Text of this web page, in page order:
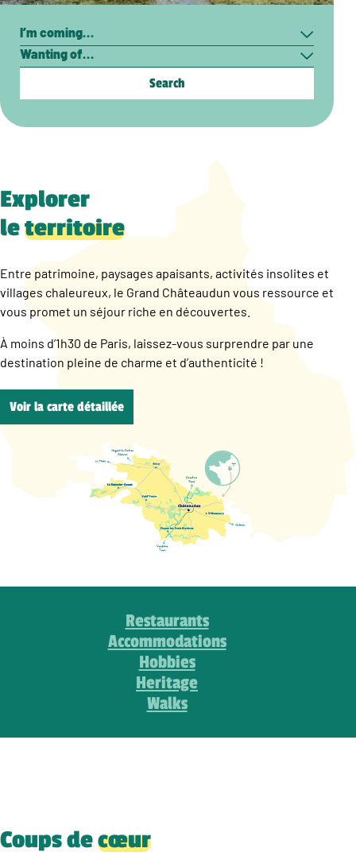
Search
Explorer
leterritoire
Entre patrimoine, paysages apaisants, activités insolites et
villages chaleureux, le Grand Châteaudun vous ressource et
vous promet un séjour riche en découvertes.
À moins d’1h30 de Paris, laissez-vous surprendre par une
destination pleine de charme et d’authenticité !
Voir la carte détaillée
Restaurants
Accommodations
Hobbies
Heritage
Walks
Coups decœur